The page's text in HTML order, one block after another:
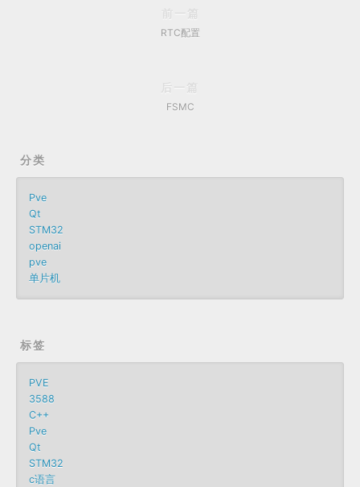
前一篇
RTC配置
后一篇
FSMC
分类
Pve
Qt
STM32
openai
pve
单片机
标签
PVE
3588
C++
Pve
Qt
STM32
c语言